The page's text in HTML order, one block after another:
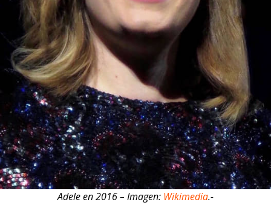
Adele en 2016 – Imagen: Wikimedia.-